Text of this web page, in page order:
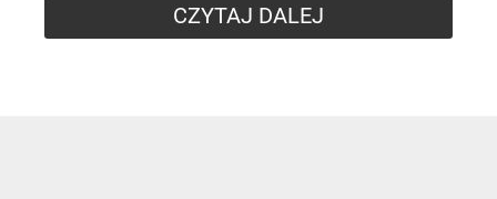
CZYTAJ DALEJ